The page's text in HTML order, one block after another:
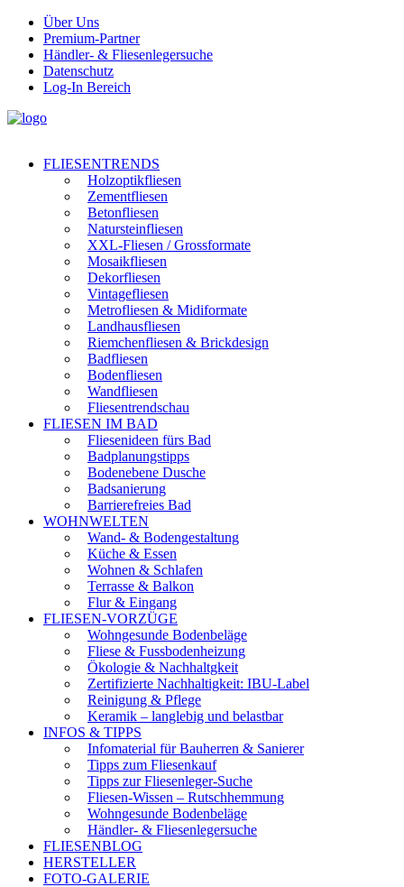
Über Uns
Premium-Partner
Händler- & Fliesenlegersuche
Datenschutz
Log-In Bereich
FLIESENTRENDS
Holzoptikfliesen
Zementfliesen
Betonfliesen
Natursteinfliesen
XXL-Fliesen / Grossformate
Mosaikfliesen
Dekorfliesen
Vintagefliesen
Metrofliesen & Midiformate
Landhausfliesen
Riemchenfliesen & Brickdesign
Badfliesen
Bodenfliesen
Wandfliesen
Fliesentrendschau
FLIESEN IM BAD
Fliesenideen fürs Bad
Badplanungstipps
Bodenebene Dusche
Badsanierung
Barrierefreies Bad
WOHNWELTEN
Wand- & Bodengestaltung
Küche & Essen
Wohnen & Schlafen
Terrasse & Balkon
Flur & Eingang
FLIESEN-VORZÜGE
Wohngesunde Bodenbeläge
Fliese & Fussbodenheizung
Ökologie & Nachhaltgkeit
Zertifizierte Nachhaltigkeit: IBU-Label
Reinigung & Pflege
Keramik – langlebig und belastbar
INFOS & TIPPS
Infomaterial für Bauherren & Sanierer
Tipps zum Fliesenkauf
Tipps zur Fliesenleger-Suche
Fliesen-Wissen – Rutschhemmung
Wohngesunde Bodenbeläge
Händler- & Fliesenlegersuche
FLIESENBLOG
HERSTELLER
FOTO-GALERIE